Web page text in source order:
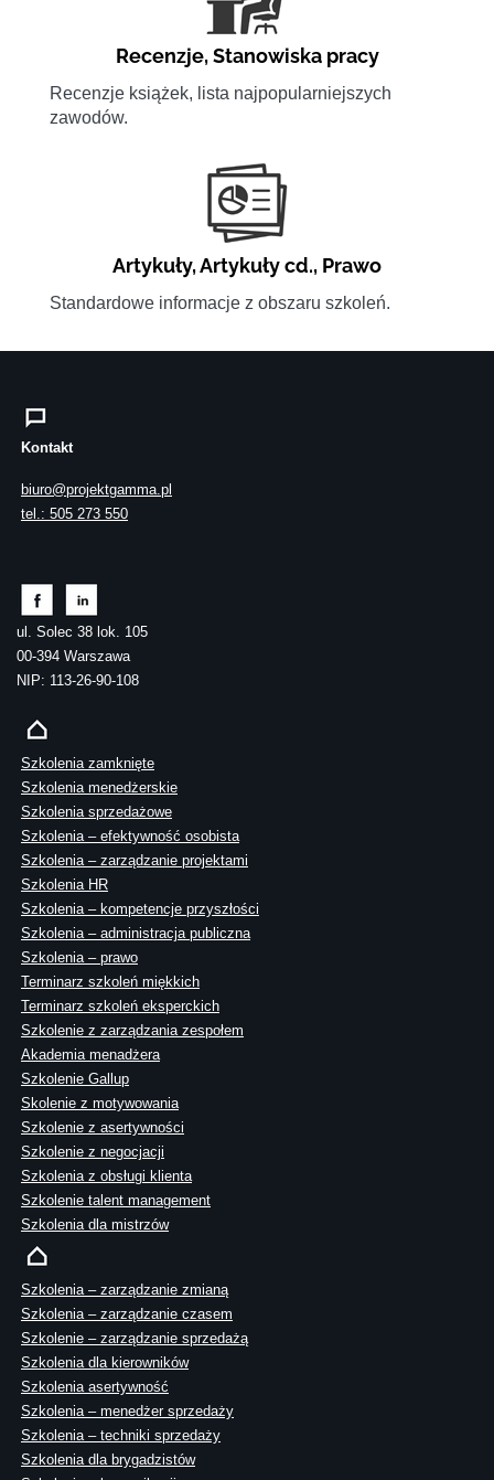
Recenzje,Stanowiska pracy
Recenzje książek, lista najpopularniejszych
zawodów.
Artykuły,Artykuły cd., Prawo
Standardowe informacje z obszaru szkoleń.
Kontakt
biuro@projektgamma.pl
tel.: 505 273 550
ul. Solec 38 lok. 105
00-394 Warszawa
NIP: 113-26-90-108
Szkolenia zamknięte
Szkolenia menedżerskie
Szkolenia sprzedażowe
Szkolenia – efektywność osobista
Szkolenia – zarządzanie projektami
Szkolenia HR
Szkolenia – kompetencje przyszłości
Szkolenia – administracja publiczna
Szkolenia – prawo
Terminarz szkoleń miękkich
Terminarz szkoleń eksperckich
Szkolenie z zarządzania zespołem
Akademia menadżera
Szkolenie Gallup
Skolenie z motywowania
Szkolenie z asertywności
Szkolenie z negocjacji
Szkolenia z obsługi klienta
Szkolenie talent management
Szkolenia dla mistrzów
Szkolenia – zarządzanie zmianą
Szkolenia – zarządzanie czasem
Szkolenie – zarządzanie sprzedażą
Szkolenia dla kierowników
Szkolenia asertywność
Szkolenia – menedżer sprzedaży
Szkolenia – techniki sprzedaży
Szkolenia dla brygadzistów